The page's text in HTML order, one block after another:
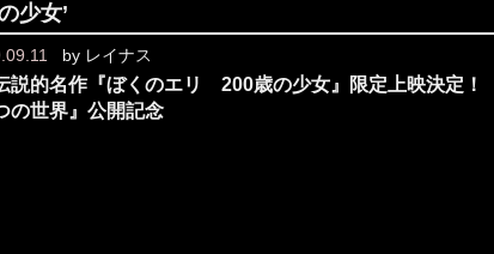
少女’
by レイナス
説的名作『ぼくのエリ 200歳の少女』限定上映決定！
の世界』公開記念